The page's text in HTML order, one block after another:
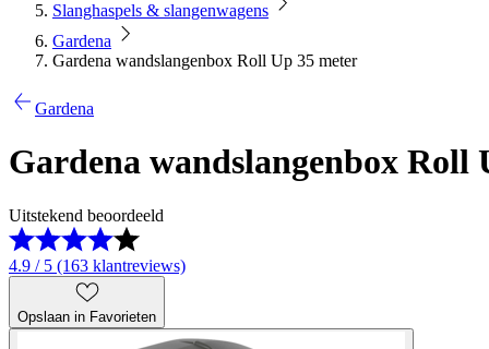
Slanghaspels & slangenwagens
Gardena
Gardena wandslangenbox Roll Up 35 meter
Gardena
Gardena wandslangenbox Roll
Uitstekend beoordeeld
4.9 / 5 (163 klantreviews)
Opslaan in Favorieten